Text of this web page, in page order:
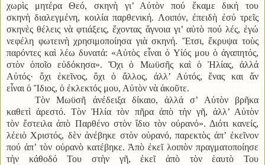
χωρὶς μητέρα Θεό, σκηνὴ γι’ Αὐτὸν πού ἔκαμε δική του
σκηνὴ διαλεγμένη, κοιλία παρθενική. Λοιπόν, ἐπειδὴ ἐσύ τρεῖς
σκηνὲς θέλεις νὰ φτιάξεις, ἔχοντας ἄγνοια γι’ αὐτὸ πού λές, ἐγώ
νεφέλη φωτεινὴ χρησιμοποίησα γιὰ σκηνή. Ἔτσι, ἔκρυψα τοὺς
παρόντες καὶ λέω δυνατά: «Αὐτὸς εἶναι ὁ Υἱός μου ὁ ἀγαπητός,
στὸν ὁποῖο εὐδόκησα». Ὄχι ὁ Μωϋσῆς καὶ ὁ Ἠλίας, ἀλλά
Αὐτός· ὄχι ἐκεῖνος, ὄχι ὁ ἄλλος, ἀλλ’ Αὐτός, ἕνας και ἄν
εἶναι ὁ Ἴδιος, ὁ ἐκλεκτός μου, Αὐτὸν νὰ ἀκοῦτε.
Τὸν Μωϋσῆ ἀνέδειξα δίκαιο, ἀλλά σ’ Αὐτὸν βρῆκα
καθετὶ ἀρεστό. Τὸν Ἠλία τὸν πῆρα ἀπὸ τὴν γῆ, ἀλλ’ Αὐτὸν
τὸν ἔστειλα ἀπὸ Παρθένο στὸν ἴδιο τὸν οὐρανό». Διότι κανείς,
λέειὁ Χριστός, δὲν ἀνέβηκε στὸν οὐρανό, παρεκτὸς ἀπ’ ἐκεῖνον
πού ἀπ’ τὸν οὐρανὸ κατέβηκε. Ἀπὸ ἐκεῖ λοιπὸν πραγματοποίησε
τὴν κάθοδό Του στὴν γῆ, ἐκεῖ ἀπὸ τὸν ἑαυτὸ Του